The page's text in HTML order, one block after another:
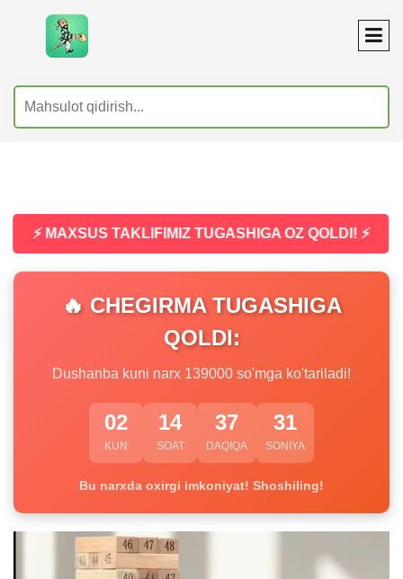
⚡ MAXSUS TAKLIFIMIZ TUGASHIGA OZ QOLDI! ⚡
🔥 CHEGIRMA TUGASHIGA
QOLDI:
Dushanba kuni narx 139000 so'mga ko'tariladi!
02
KUN
14
SOAT
37
DAQIQA
31
SONIYA
Bu narxda oxirgi imkoniyat! Shoshiling!